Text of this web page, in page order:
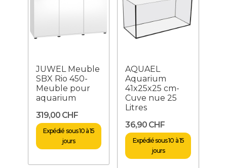
JUWEL Meuble
SBX Rio 450-
Meuble pour
aquarium
319,00 CHF
Expédié sous 10 à 15
jours
AQUAEL
Aquarium
41x25x25 cm-
Cuve nue 25
Litres
36,90 CHF
Expédié sous 10 à 15
jours